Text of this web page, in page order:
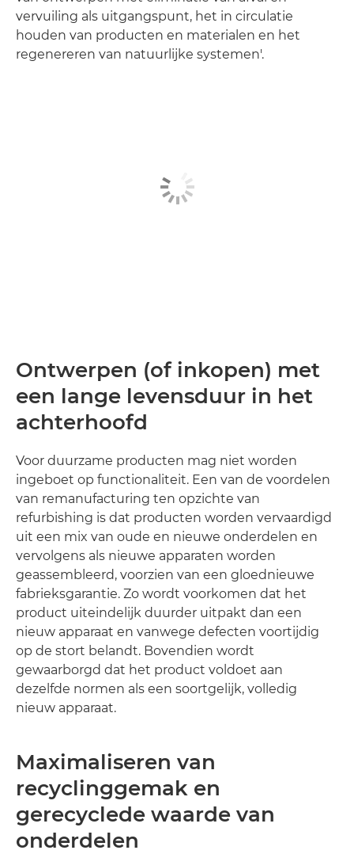
vervuiling als uitgangspunt, het in circulatie
houden van producten en materialen en het
regenereren van natuurlijke systemen'.
Ontwerpen (of inkopen) met
een lange levensduur in het
achterhoofd
Voor duurzame producten mag niet worden
ingeboet op functionaliteit. Een van de voordelen
van remanufacturing ten opzichte van
refurbishing is dat producten worden vervaardigd
uit een mix van oude en nieuwe onderdelen en
vervolgens als nieuwe apparaten worden
geassembleerd, voorzien van een gloednieuwe
fabrieksgarantie. Zo wordt voorkomen dat het
product uiteindelijk duurder uitpakt dan een
nieuw apparaat en vanwege defecten voortijdig
op de stort belandt. Bovendien wordt
gewaarborgd dat het product voldoet aan
dezelfde normen als een soortgelijk, volledig
nieuw apparaat.
Maximaliseren van
recyclinggemak en
gerecyclede waarde van
onderdelen